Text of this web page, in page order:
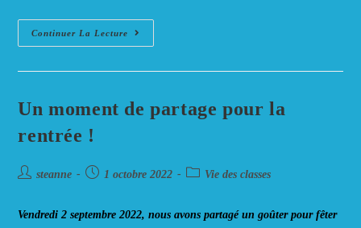
Continuer La Lecture Batucada
Un moment de partage pour la
rentrée !
Auteur/autrice
steanne
Post1 octobre 2022
PostVie des classes
Vendredi 2 septembre 2022, nous avons partagé un goûter pour fêter